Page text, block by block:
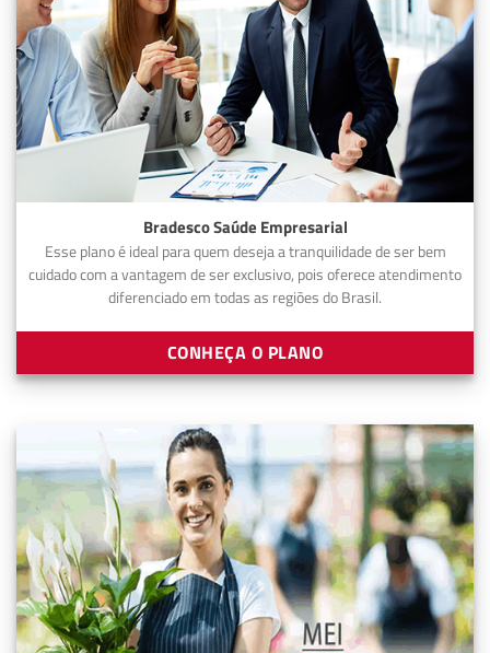
Bradesco Saúde Empresarial
Esse plano é ideal para quem deseja a tranquilidade de ser bem
cuidado com a vantagem de ser exclusivo, pois oferece atendimento
diferenciado em todas as regiões do Brasil.
CONHEÇA O PLANO